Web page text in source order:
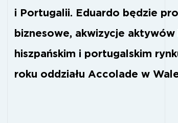
i Portugalii. Eduardo będzie
biznesowe, akwizycje aktywów
hiszpańskim i portugalskim
roku oddziału Accolade w